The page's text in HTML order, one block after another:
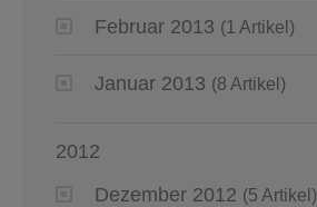
Februar 2013 (1 Artikel)
Januar 2013 (8 Artikel)
2012
Dezember 2012 (5 Artikel)